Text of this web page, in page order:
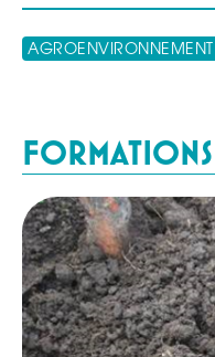
Suivant
AGROENVIRONNEMENT